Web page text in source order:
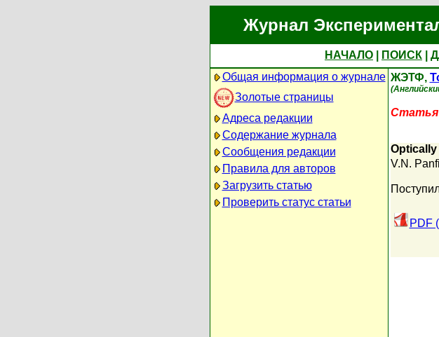
Журнал
НАЧАЛО ПОИСК
Общая информация о журнале
Золотые страницы
Адреса редакции
Содержание журнала
Сообщения редакции
Правила для авторов
Загрузить статью
Проверить статус статьи
ЖЭТФ,
Статья
V.N.
PDF